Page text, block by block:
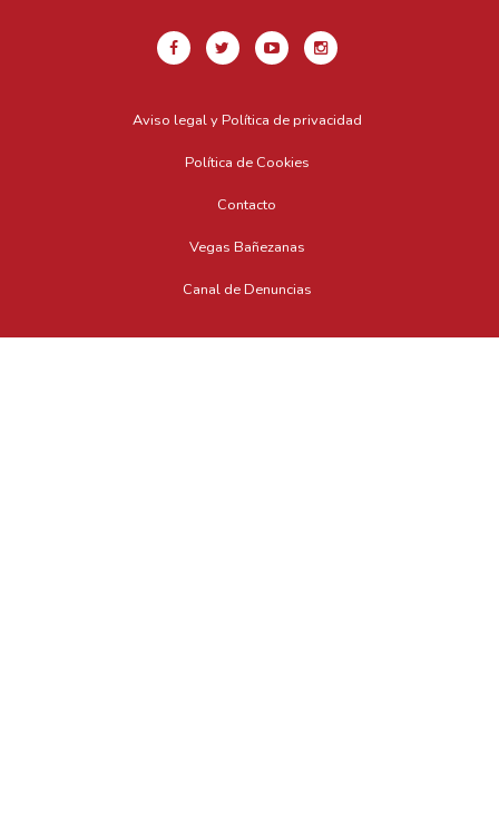
Aviso legal y Política de privacidad
Política de Cookies
Contacto
Vegas Bañezanas
Canal de Denuncias